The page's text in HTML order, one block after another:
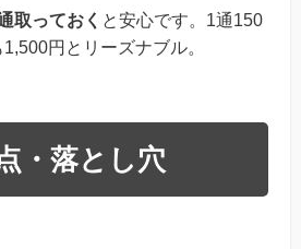
取っておく と安心です。1通150
円とリーズナブル。
・落とし穴